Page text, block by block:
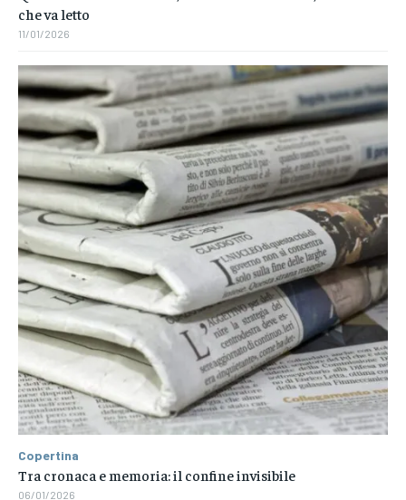
che va letto
11/01/2026
Copertina
Tra cronaca e memoria: il confine invisibile
06/01/2026